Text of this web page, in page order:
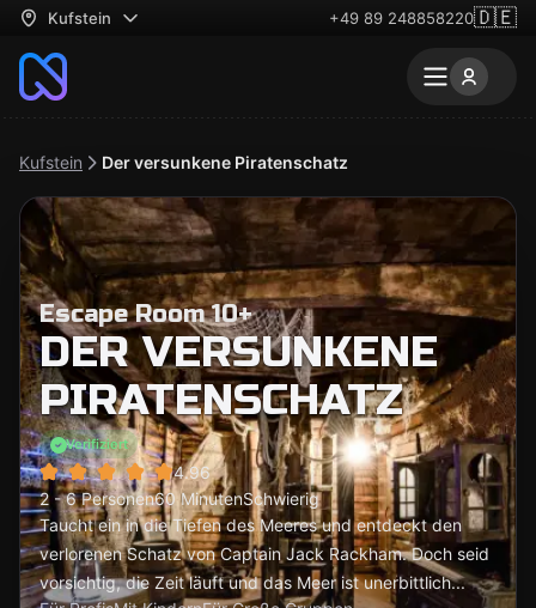
Kufstein +49 89 248858220🇩🇪
Kufstein Der versunkene Piratenschatz
Escape Room 10+
DER VERSUNKENE
PIRATENSCHATZ
Verifiziert
4.96
2 - 6 Personen60 MinutenSchwierig
Taucht ein in die Tiefen des Meeres und entdeckt den
verlorenen Schatz von Captain Jack Rackham. Doch seid
vorsichtig, die Zeit läuft und das Meer ist unerbittlich...